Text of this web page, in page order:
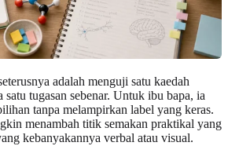
adalah menguji satu kaedah
satu tugasan sebenar. Untuk ibu bapa, ia
tanpa melampirkan label yang keras.
menambah titik semakan praktikal yang
kebanyakannya verbal atau visual.